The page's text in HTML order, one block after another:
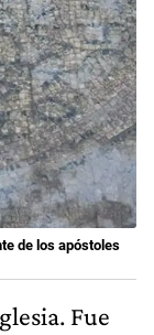
de los apóstoles
Fue